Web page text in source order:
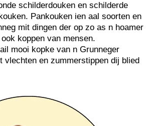
schilderdouken en schilderde
Pankouken ien aal soorten en
mit dingen der op zo as n hoamer
koppen van mensen.
mooi kopke van n Grunneger
vlechten en zummerstippen dij blied